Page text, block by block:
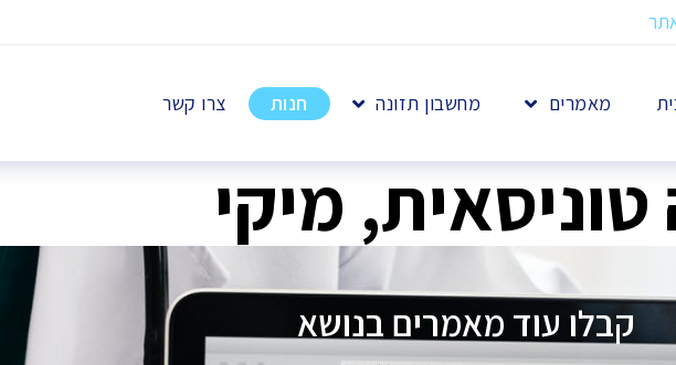
מאמרים מחשבון תזונה חנות צרו קשר
מיקי
קבלו עוד מאמרים בנושא